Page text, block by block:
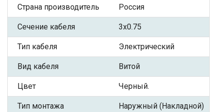
Страна производитель Россия
Сечение кабеля 3x0.75
Тип кабеля Электрический
Вид кабеля Витой
Цвет Черный.
Тип монтажа Наружный (Накладной)